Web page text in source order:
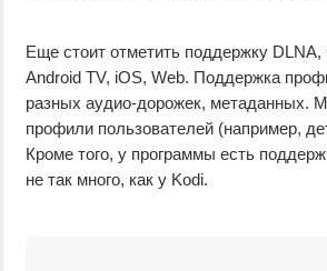
Еще стоит отметить поддержку DLNA,
Android TV, iOS, Web. Поддержка
разных аудио-дорожек, метаданных.
профили пользователей (например,
Кроме того, у программы есть
не так много, как у Kodi.